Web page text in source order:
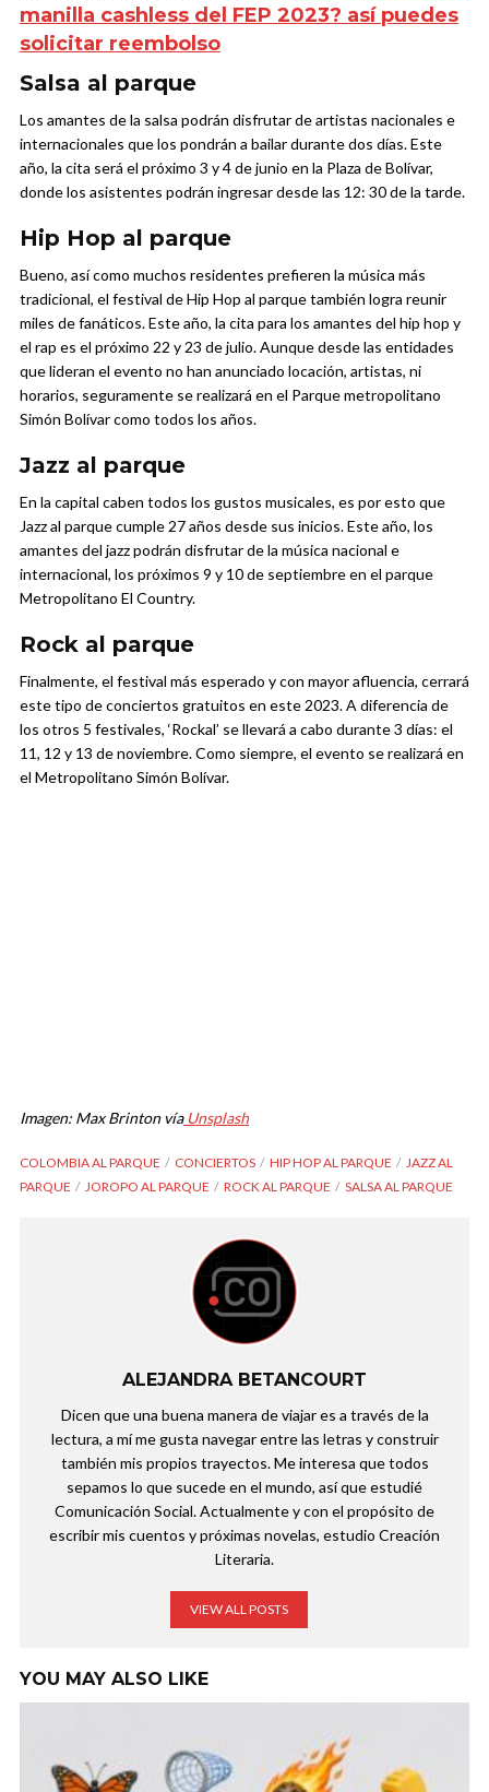
manilla cashless del FEP 2023? así puedes
solicitar reembolso
Salsa al parque
Los amantes de la salsa podrán disfrutar de artistas nacionales e
internacionales que los pondrán a bailar durante dos días. Este
año, la cita será el próximo 3 y 4 de junio en la Plaza de Bolívar,
donde los asistentes podrán ingresar desde las 12: 30 de la tarde.
Hip Hop al parque
Bueno, así como muchos residentes prefieren la música más
tradicional, el festival de Hip Hop al parque también logra reunir
miles de fanáticos. Este año, la cita para los amantes del hip hop y
el rap es el próximo 22 y 23 de julio. Aunque desde las entidades
que lideran el evento no han anunciado locación, artistas, ni
horarios, seguramente se realizará en el Parque metropolitano
Simón Bolívar como todos los años.
Jazz al parque
En la capital caben todos los gustos musicales, es por esto que
Jazz al parque cumple 27 años desde sus inicios. Este año, los
amantes del jazz podrán disfrutar de la música nacional e
internacional, los próximos 9 y 10 de septiembre en el parque
Metropolitano El Country.
Rock al parque
Finalmente, el festival más esperado y con mayor afluencia, cerrará
este tipo de conciertos gratuitos en este 2023. A diferencia de
los otros 5 festivales, ‘Rockal’ se llevará a cabo durante 3 días: el
11, 12 y 13 de noviembre. Como siempre, el evento se realizará en
el Metropolitano Simón Bolívar.
Imagen: Max Brinton víaUnsplash
COLOMBIA AL PARQUE CONCIERTOS HIP HOP AL PARQUE
JAZZ AL
PARQUE
JOROPO AL PARQUE ROCK AL PARQUE SALSA AL PARQUE
ALEJANDRA BETANCOURT
Dicen que una buena manera de viajar es a través de la
lectura, a mí me gusta navegar entre las letras y construir
también mis propios trayectos. Me interesa que todos
sepamos lo que sucede en el mundo, así que estudié
Comunicación Social. Actualmente y con el propósito de
escribir mis cuentos y próximas novelas, estudio Creación
Literaria.
VIEW ALL POSTS
YOU MAY ALSO LIKE